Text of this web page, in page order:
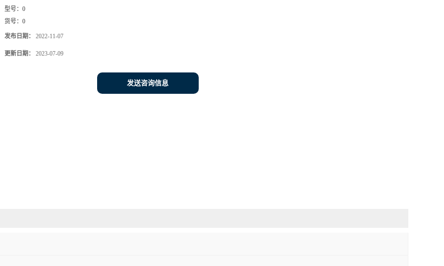
型号： 0
货号： 0
发布日期： 2022-11-07
更新日期： 2023-07-09
发送咨询信息